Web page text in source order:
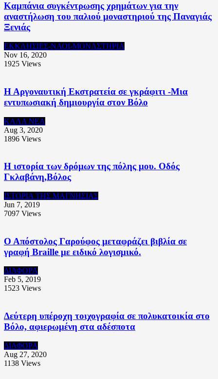
Καμπάνια συγκέντρωσης χρημάτων για την
αναστήλωση του παλιού μοναστηριού της Παναγιάς
Ξενιάς
ΕΚΚΛΗΣΙΕΣ-ΝΑΟΙ-ΜΟΝΑΣΤΗΡΙΑ
Nov 16, 2020
1925 Views
Η Αργοναυτική Εκστρατεία σε γκράφιτι -Μια
εντυπωσιακή δημιουργία στον Βόλο
ΚΑΛΑ ΝΕΑ
Aug 3, 2020
1896 Views
Η ιστορία των δρόμων της πόλης μου. Οδός
Γκλαβάνη,Βόλος
ΙΣΤΟΡΙΑ ΤΗΣ ΜΑΓΝΗΣΙΑΣ
Jun 7, 2019
7097 Views
Ο Απόστολος Γαρούφος μεταφράζει βιβλία σε
γραφή Braille με ειδικό λογισμικό.
ΔΙΑΦΟΡΑ
Feb 5, 2019
1523 Views
Δεύτερη υπέροχη τοιχογραφία σε πολυκατοικία στο
Βόλο, αφιερωμένη στα αδέσποτα
ΔΙΑΦΟΡΑ
Aug 27, 2020
1138 Views